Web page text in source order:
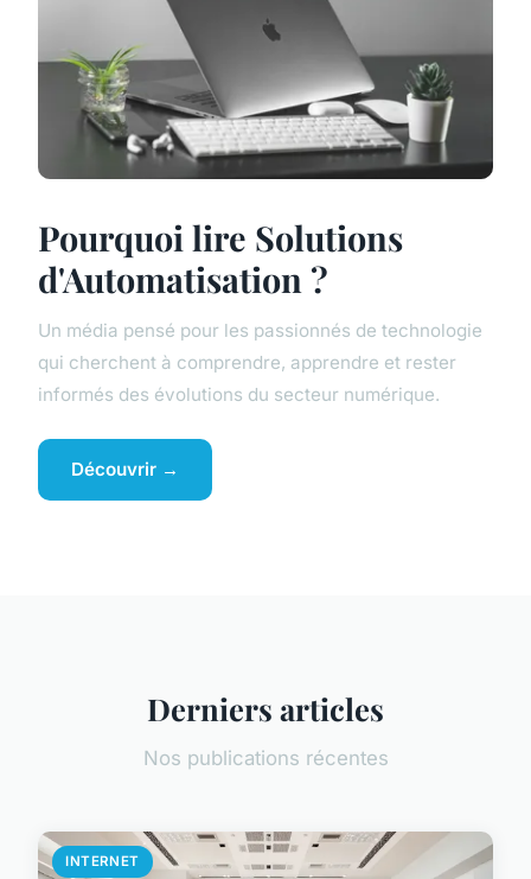
Pourquoi lire Solutions
d'Automatisation ?
Un média pensé pour les passionnés de technologie
qui cherchent à comprendre, apprendre et rester
informés des évolutions du secteur numérique.
Découvrir →
Derniers articles
Nos publications récentes
INTERNET